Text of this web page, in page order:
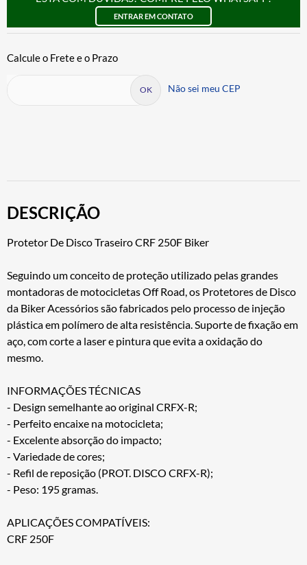
ENTRAR EM CONTATO
Não sei meu CEP
DESCRIÇÃO
Protetor De Disco Traseiro CRF 250F Biker
Seguindo um conceito de proteção utilizado pelas grandes
montadoras de motocicletas Off Road, os Protetores de Disco
da Biker Acessórios são fabricados pelo processo de injeção
plástica em polímero de alta resistência. Suporte de fixação em
aço, com corte a laser e pintura que evita a oxidação do
mesmo.
INFORMAÇÕES TÉCNICAS
- Design semelhante ao original CRFX-R;
- Perfeito encaixe na motocicleta;
- Excelente absorção do impacto;
- Variedade de cores;
- Refil de reposição (PROT. DISCO CRFX-R);
- Peso: 195 gramas.
APLICAÇÕES COMPATÍVEIS:
CRF 250F